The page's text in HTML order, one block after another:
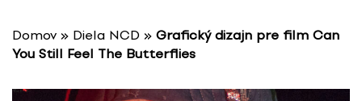
Domov » Diela NCD » Grafický dizajn pre film Can
You Still Feel The Butterflies